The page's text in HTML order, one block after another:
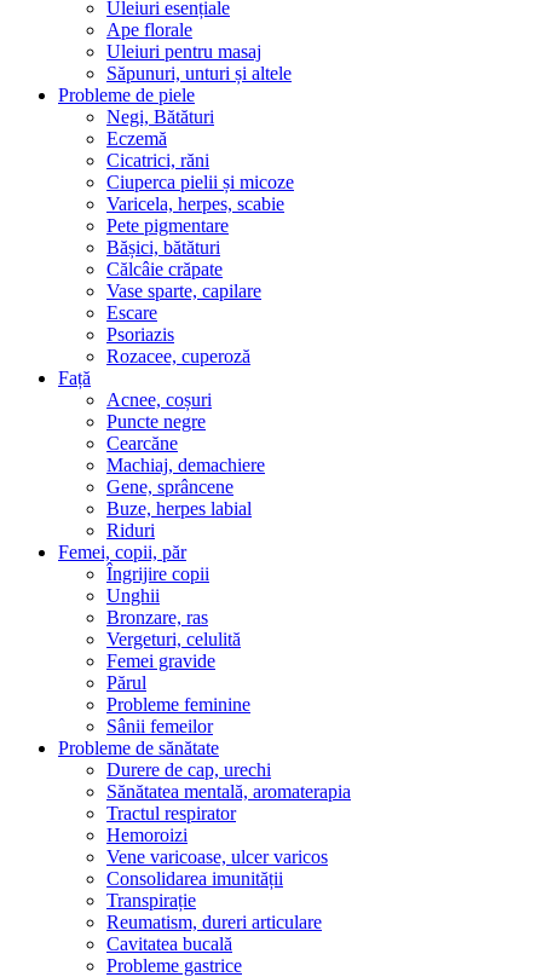
Uleiuri esențiale
Ape florale
Uleiuri pentru masaj
Săpunuri, unturi și altele
Probleme de piele
Negi, Bătături
Eczemă
Cicatrici, răni
Ciuperca pielii și micoze
Varicela, herpes, scabie
Pete pigmentare
Bășici, bătături
Călcâie crăpate
Vase sparte, capilare
Escare
Psoriazis
Rozacee, cuperoză
Față
Acnee, coșuri
Puncte negre
Cearcăne
Machiaj, demachiere
Gene, sprâncene
Buze, herpes labial
Riduri
Femei, copii, păr
Îngrijire copii
Unghii
Bronzare, ras
Vergeturi, celulită
Femei gravide
Părul
Probleme feminine
Sânii femeilor
Probleme de sănătate
Durere de cap, urechi
Sănătatea mentală, aromaterapia
Tractul respirator
Hemoroizi
Vene varicoase, ulcer varicos
Consolidarea imunității
Transpirație
Reumatism, dureri articulare
Cavitatea bucală
Probleme gastrice